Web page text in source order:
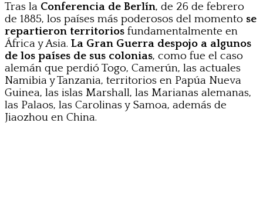
Tras la Conferencia de Berlín, de 26 de febrero
de 1885, los países más poderosos del momento se
repartieron territorios fundamentalmente en
África y Asia. La Gran Guerra despojo a algunos
de los países de sus colonias, como fue el caso
alemán que perdió Togo, Camerún, las actuales
Namibia y Tanzania, territorios en Papúa Nueva
Guinea, las islas Marshall, las Marianas alemanas,
las Palaos, las Carolinas y Samoa, además de
Jiaozhou en China.